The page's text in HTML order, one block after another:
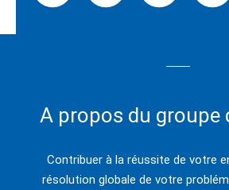
A propos du groupe
Contribuer à la réussite de votre
résolution globale de votre